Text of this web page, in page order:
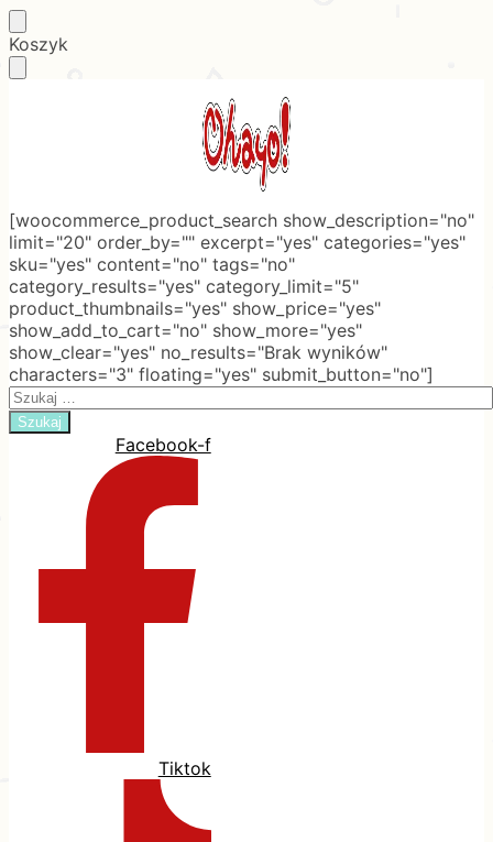
Skip
to
Skip
to
Koszyk
[woocommerce_product_search show_description="no"
limit="20" order_by="" excerpt="yes" categories="yes"
sku="yes" content="no" tags="no"
category_results="yes" category_limit="5"
product_thumbnails="yes" show_price="yes"
show_add_to_cart="no" show_more="yes"
show_clear="yes" no_results="Brak wyników"
characters="3" floating="yes" submit_button="no"]
Search
for:
Facebook-f
Tiktok